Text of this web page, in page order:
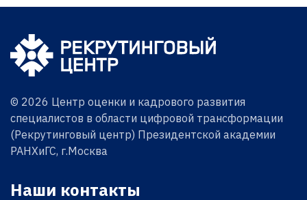
© 2026 Центр оценки и кадрового развития
специалистов в области цифровой трансформации
(Рекрутинговый центр) Президентской академии
РАНХиГС, г.Москва
Наши контакты